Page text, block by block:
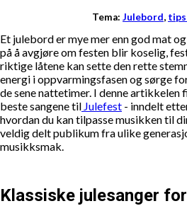
Tema: Julebord,
Et julebord er mye mer enn god mat
på å avgjøre om festen blir koselig,
riktige låtene kan sette den rette
energi i oppvarmingsfasen og sørge
de sene nattetimer. I denne artikkelen
beste sangene til Julefest - inndelt
hvordan du kan tilpasse musikken til
veldig delt publikum fra ulike
musikksmak.
Klassiske julesanger